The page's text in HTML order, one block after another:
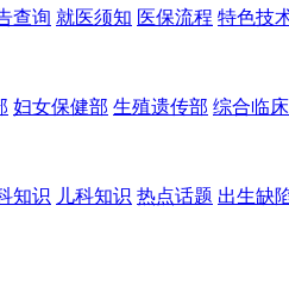
查询 就医须知 医保流程 特色技
妇女保健部 生殖遗传部 综合临
知识 儿科知识 热点话题 出生缺